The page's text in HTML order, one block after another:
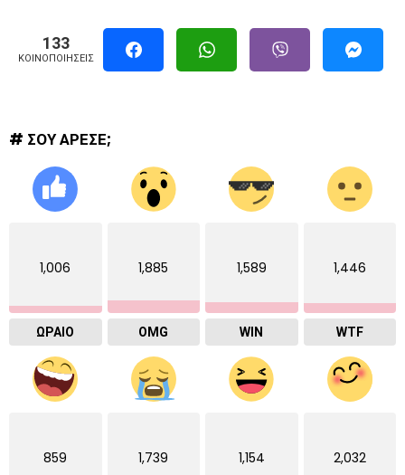
133
ΚΟΙΝΟΠΟΙΉΣΕΙΣ
# ΣΟΥ ΑΡΕΣΕ;
1,006
ΩΡΑΙΟ
1,885
OMG
1,589
WIN
1,446
WTF
859 1,739 1,154 2,032